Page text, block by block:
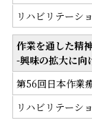
リハビリテーシ
作業を通した精
-興味の拡大に向
第56回日本作業
リハビリテーシ